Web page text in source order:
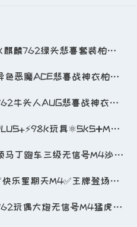
阿斯顿马丁SUV+超级跑车火麒麟762绿头悲喜套装柏林裤滑雪镜枫叶AJ红鞋PCS赛事礼包_绝地求生_全区_全服
满级号兰博基尼URUS四级异色恶魔ACE悲喜战神衣柏林裤手套吴彦祖面容王者大衣红面巾AJ红鞋枫叶_绝地求生_全区_全服
兰博基尼URUS三级美杜莎762牛头人AUG悲喜战神衣柏林裤战术手套NH冠军套红面巾AJ红鞋_绝地求生_全区_全服
电玩主播套➕可排位✴️已购PLUS+⚡98K玩具⚛️SKS➕M4⚡AK✅绝地求生_绝地求生_全区_全服
满级号兰博基尼URUS阿斯顿马丁跑车三级无信号M4沙悟净套装红面巾AJ红鞋枫叶M4_绝地求生_全区_全服
可排位-阿斯顿马丁顶配车✅快乐星期天M4✅王牌登场SLR✅异色无信号M4魔女之力M762幸运骑士SK_绝地求生_全区_全服
兰博基尼URUS三级美杜莎762玩偶大炮无信号M4猛虎98K狼头M249无重力MPK5悲喜NH冠军套_绝地求生_全区_全服